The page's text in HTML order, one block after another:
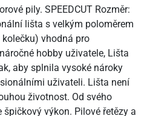
pily. SPEEDCUT Rozměr:
lišta s velkým poloměrem
vhodná pro
hobby uživatele, Lišta
aby splnila vysoké nároky
uživateli. Lišta není
životnost. Od svého
výkon. Pilové řetězy a